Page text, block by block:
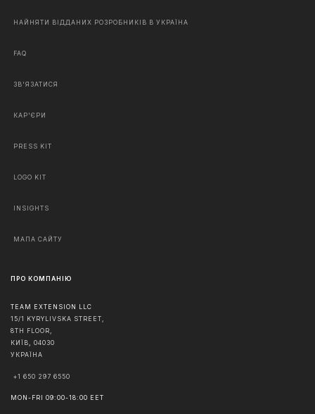
НАЙНЯТИ ВІДДАНИХ РОЗРОБНИКІВ В УКРАЇНА
FAQ
ЗВ'ЯЗАТИСЯ
КАР'ЄРИ
PRESS KIT
LOGO KIT
INSIGHTS
МАПА САЙТУ
ПРО КОМПАНІЮ
TEAM EXTENSION LLC
15/1 KYRYLIVSKA STREET,
8TH FLOOR,
КИЇВ
04030
УКРАЇНА
+1 650 297 6550
MON-FRI 09:00-18:00 EET